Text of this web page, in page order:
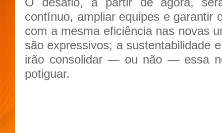
contínuo, ampliar equipes e garantir
com a mesma eficiência nas novas
são expressivos; a sustentabilidade
irão consolidar — ou não — essa
potiguar.